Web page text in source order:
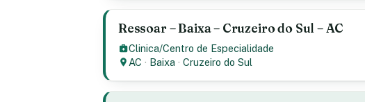
Ressoar – Baixa – Cruzeiro do Sul – AC
Clinica/Centro de Especialidade
AC · Baixa ·Cruzeiro do Sul